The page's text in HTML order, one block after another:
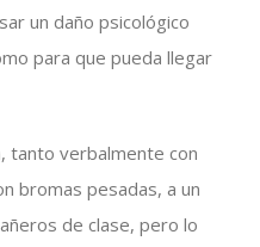
un daño psicológico
para que pueda llegar
tanto verbalmente con
bromas pesadas, a un
de clase, pero lo